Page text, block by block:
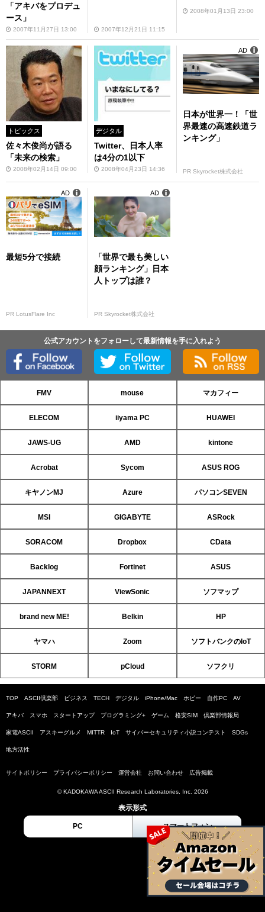
「アキバをプロデュ
ース」
2007年11月27日 13:00 2007年12月21日 11:15
2008年01月13日 23:00
トピックス
佐々木俊尚が語る
「未来の検索」
2008年02月14日 09:00
デジタル
Twitter、日本人率
は4分の1以下
2008年04月23日 14:36
日本が世界一！「世
界最速の高速鉄道ラ
ンキング」
PR Skyrocket株式会社
AD
最短5分で接続
PR LotusFlare Inc
AD
「世界で最も美しい
顔ランキング」日本
人トップは誰？
PR Skyrocket株式会社
AD
公式アカウントをフォローして最新情報を手に入れよう
FMV mouse マカフィー
ELECOM iiyama PC HUAWEI
JAWS-UG AMD kintone
Acrobat Sycom ASUS ROG
キヤノンMJ Azure パソコンSEVEN
MSI GIGABYTE ASRock
SORACOM Dropbox CData
Backlog Fortinet ASUS
JAPANNEXT ViewSonic ソフマップ
brand new ME! Belkin HP
ヤマハ Zoom ソフトバンクのIoT
STORM pCloud ソフクリ
TOP ASCII倶楽部 ビジネス TECH デジタル iPhone/Mac ホビー 自作PC AV
アキバ スマホ スタートアップ プログラミング+ ゲーム 格安SIM 倶楽部情報局
家電ASCII アスキーグルメ MITTR IoT サイバーセキュリティ小説コンテスト SDGs
地方活性
サイトポリシー プライバシーポリシー 運営会社 お問い合わせ 広告掲載
© KADOKAWA ASCII Research Laboratories, Inc. 2026
表示形式
PC スマートフォン